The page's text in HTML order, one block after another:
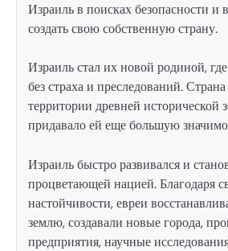
Израиль в поисках безопасности и
создать свою собственную страну.
Израиль стал их новой родиной,
без страха и преследований.
территории древней исторической
придавало ей еще большую
Израиль быстро развивался и
процветающей нацией. Благодаря
настойчивости, евреи
землю, создавали новые города,
предприятия, научные